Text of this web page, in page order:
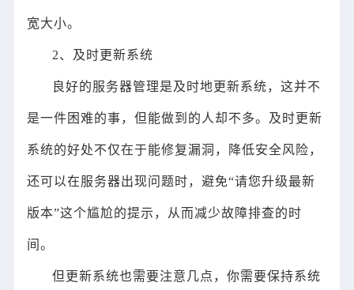
宽大小。
2、及时更新系统
良好的服务器管理是及时地更新系统，这并不
是一件困难的事，但能做到的人却不多。及时更新
系统的好处不仅在于能修复漏洞，降低安全风险，
还可以在服务器出现问题时，避免“请您升级最新
版本”这个尴尬的提示，从而减少故障排查的时
间。
但更新系统也需要注意几点，你需要保持系统